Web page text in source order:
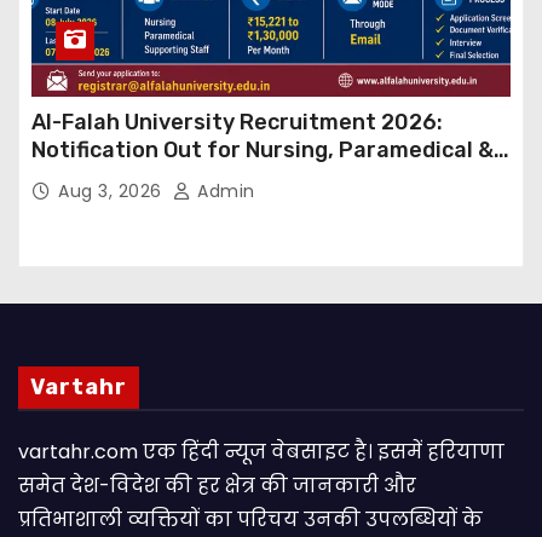
Al-Falah University Recruitment 2026:
Notification Out for Nursing, Paramedical &
Supporting Staff Posts, Apply Through Email
Aug 3, 2026 Admin
Vartahr
vartahr.com एक हिंदी न्यूज वेबसाइट है। इसमें हरियाणा
समेत देश-विदेश की हर क्षेत्र की जानकारी और
प्रतिभाशाली व्यक्तियों का परिचय उनकी उपलब्धियों के